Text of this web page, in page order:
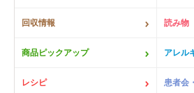
回収情報 読み物
商品ピックアップ アレル
レシピ 患者会